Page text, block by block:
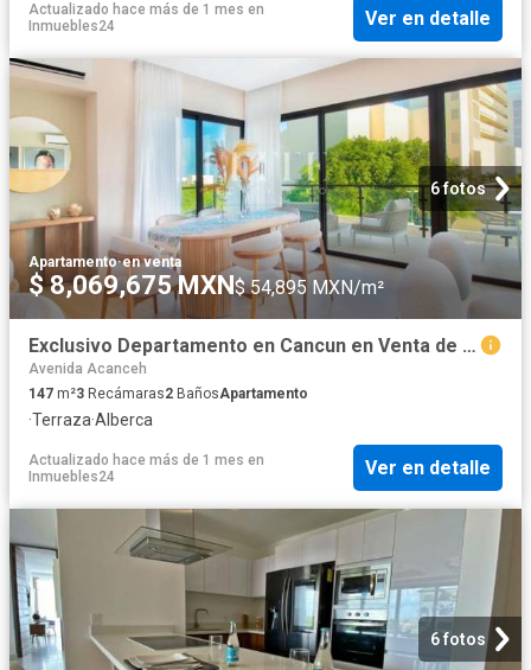
Actualizado hace más de 1 mes en
Inmuebles24
Ver en detalle
6 fotos
Apartamento·en venta
$ 8,069,675 MXN$ 54,895 MXN/m²
Exclusivo Departamento en Cancun en Venta de Artigas
Avenida Acanceh
147 m²3 Recámaras2 BañosApartamento
·Terraza·Alberca
Actualizado hace más de 1 mes en
Inmuebles24
Ver en detalle
6 fotos